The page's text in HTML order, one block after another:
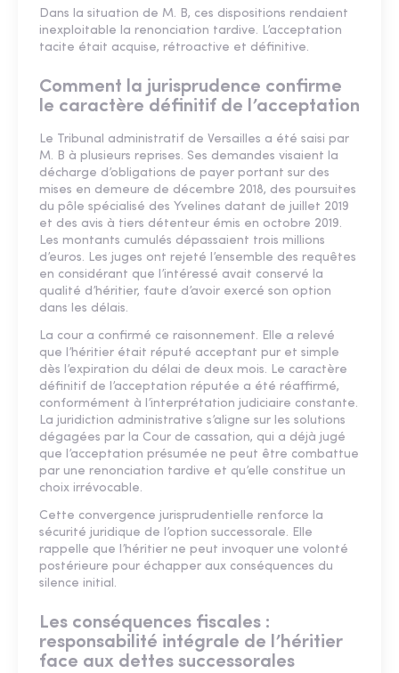
Dans la situation de M. B, ces dispositions rendaient
inexploitable la renonciation tardive. L’acceptation
tacite était acquise, rétroactive et définitive.
Comment la jurisprudence confirme
le caractère définitif de l’acceptation
Le Tribunal administratif de Versailles a été saisi par
M. B à plusieurs reprises. Ses demandes visaient la
décharge d’obligations de payer portant sur des
mises en demeure de décembre 2018, des poursuites
du pôle spécialisé des Yvelines datant de juillet 2019
et des avis à tiers détenteur émis en octobre 2019.
Les montants cumulés dépassaient trois millions
d’euros. Les juges ont rejeté l’ensemble des requêtes
en considérant que l’intéressé avait conservé la
qualité d’héritier, faute d’avoir exercé son option
dans les délais.
La cour a confirmé ce raisonnement. Elle a relevé
que l’héritier était réputé acceptant pur et simple
dès l’expiration du délai de deux mois. Le caractère
définitif de l’acceptation réputée a été réaffirmé,
conformément à l’interprétation judiciaire constante.
La juridiction administrative s’aligne sur les solutions
dégagées par la Cour de cassation, qui a déjà jugé
que l’acceptation présumée ne peut être combattue
par une renonciation tardive et qu’elle constitue un
choix irrévocable.
Cette convergence jurisprudentielle renforce la
sécurité juridique de l’option successorale. Elle
rappelle que l’héritier ne peut invoquer une volonté
postérieure pour échapper aux conséquences du
silence initial.
Les conséquences fiscales :
responsabilité intégrale de l’héritier
face aux dettes successorales